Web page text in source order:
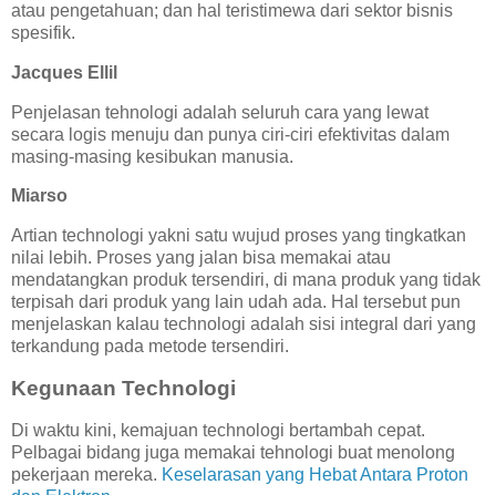
atau pengetahuan; dan hal teristimewa dari sektor bisnis
spesifik.
Jacques Ellil
Penjelasan tehnologi adalah seluruh cara yang lewat
secara logis menuju dan punya ciri-ciri efektivitas dalam
masing-masing kesibukan manusia.
Miarso
Artian technologi yakni satu wujud proses yang tingkatkan
nilai lebih. Proses yang jalan bisa memakai atau
mendatangkan produk tersendiri, di mana produk yang tidak
terpisah dari produk yang lain udah ada. Hal tersebut pun
menjelaskan kalau technologi adalah sisi integral dari yang
terkandung pada metode tersendiri.
Kegunaan Technologi
Di waktu kini, kemajuan technologi bertambah cepat.
Pelbagai bidang juga memakai tehnologi buat menolong
pekerjaan mereka. Keselarasan yang Hebat Antara Proton